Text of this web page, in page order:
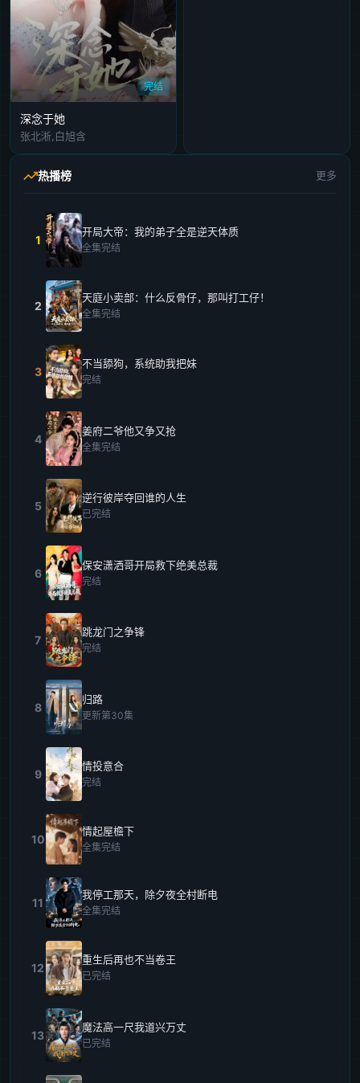
完结
深念于她
张北淅,白旭含
热播榜 更多
1
开局大帝：我的弟子全是逆天体质
全集完结
2
天庭小卖部：什么反骨仔，那叫打工仔！
全集完结
3
不当舔狗，系统助我把妹
完结
4
姜府二爷他又争又抢
全集完结
5
逆行彼岸夺回谁的人生
已完结
6
保安潇洒哥开局救下绝美总裁
完结
7
跳龙门之争锋
完结
8
归路
更新第30集
9
情投意合
完结
10
情起屋檐下
全集完结
11
我停工那天，除夕夜全村断电
全集完结
12
重生后再也不当卷王
已完结
13
魔法高一尺我道兴万丈
已完结